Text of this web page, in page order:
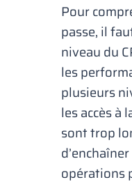
Pour
passe, il
niveau du
les
plusieurs
les accès à
sont trop
opérations